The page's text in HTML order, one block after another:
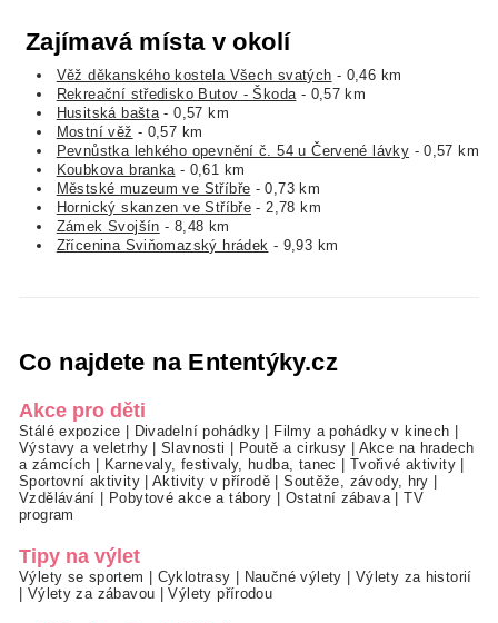
Zajímavá místa v okolí
Věž děkanského kostela Všech svatých - 0,46 km
Rekreační středisko Butov - Škoda - 0,57 km
Husitská bašta - 0,57 km
Mostní věž - 0,57 km
Pevnůstka lehkého opevnění č. 54 u Červené lávky - 0,57 km
Koubkova branka - 0,61 km
Městské muzeum ve Stříbře - 0,73 km
Hornický skanzen ve Stříbře - 2,78 km
Zámek Svojšín - 8,48 km
Zřícenina Sviňomazský hrádek - 9,93 km
Co najdete na Ententýky.cz
Akce pro děti
Stálé expozice Divadelní pohádky Filmy a pohádky v kinech
Výstavy a veletrhy|Slavnosti Poutě a cirkusy
Akce na hradech
a zámcích
Karnevaly, festivaly, hudba, tanec Tvořivé aktivity
Sportovní aktivity|Aktivity v přírodě |Soutěže, závody, hry
Vzdělávání
Pobytové akce a tábory Ostatní zábava|TV
program
Tipy na výlet
Výlety se sportem Cyklotrasy Naučné výlety
Výlety za historií
Výlety za zábavou |Výlety přírodou